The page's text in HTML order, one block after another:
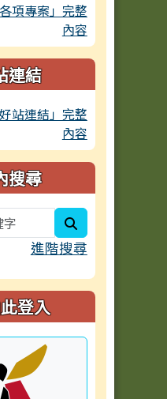
項專案」完整
內容
連結
站連結」完整
內容
搜尋
進階搜尋
登入